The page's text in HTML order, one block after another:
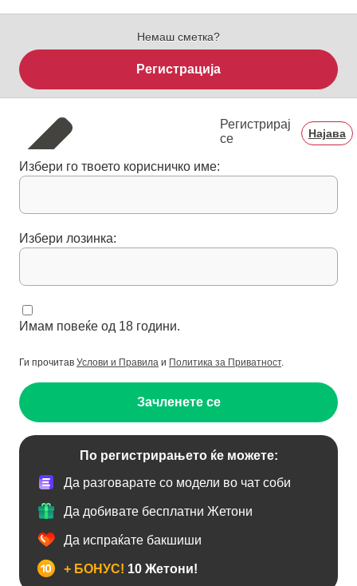
Немаш сметка?
Регистрација
Регистрирај
се
Најава
Избери го твоето корисничко име:
Избери лозинка:
Имам повеќе од 18 години.
Ги прочитав Услови и Правила и Политика за Приватност.
Зачленете се
По регистрирањето ќе можете:
Да разговарате со модели во чат соби
Да добивате бесплатни Жетони
Да испраќате бакшиши
+ БОНУС! 10 Жетони!